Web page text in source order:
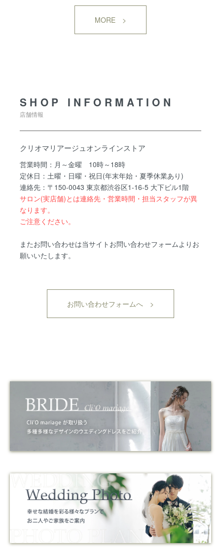
MORE >
SHOP INFORMATION
店舗情報
クリオマリアージュオンラインストア
営業時間：月～金曜 10時～18時
定休日：土曜・日曜・祝日(年末年始・夏季休業あり)
連絡先：〒150-0043 東京都渋谷区1-16-5 大下ビル1階
サロン(実店舗)とは連絡先・営業時間・担当スタッフが異
なります。
ご注意ください。
またお問い合わせは当サイトお問い合わせフォームよりお
願いいたします。
お問い合わせフォームへ >